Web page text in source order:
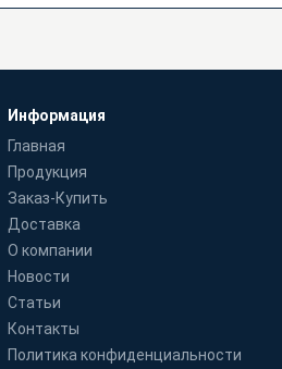
Информация
Главная
Продукция
Заказ-Купить
Доставка
О компании
Новости
Статьи
Контакты
Политика конфиденциальности